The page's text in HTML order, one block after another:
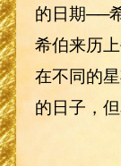
的日期──
希伯来历
在不同的
的日子，